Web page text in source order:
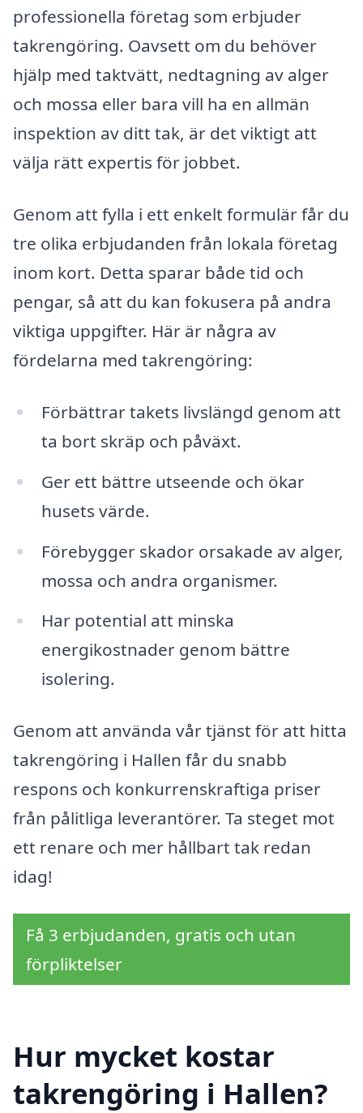
professionella företag som erbjuder
takrengöring. Oavsett om du behöver
hjälp med taktvätt, nedtagning av alger
och mossa eller bara vill ha en allmän
inspektion av ditt tak, är det viktigt att
välja rätt expertis för jobbet.
Genom att fylla i ett enkelt formulär får du
tre olika erbjudanden från lokala företag
inom kort. Detta sparar både tid och
pengar, så att du kan fokusera på andra
viktiga uppgifter. Här är några av
fördelarna med takrengöring:
Förbättrar takets livslängd genom att
ta bort skräp och påväxt.
Ger ett bättre utseende och ökar
husets värde.
Förebygger skador orsakade av alger,
mossa och andra organismer.
Har potential att minska
energikostnader genom bättre
isolering.
Genom att använda vår tjänst för att hitta
takrengöring i Hallen får du snabb
respons och konkurrenskraftiga priser
från pålitliga leverantörer. Ta steget mot
ett renare och mer hållbart tak redan
idag!
Få 3 erbjudanden, gratis och utan
förpliktelser
Hur mycket kostar
takrengöring i Hallen?